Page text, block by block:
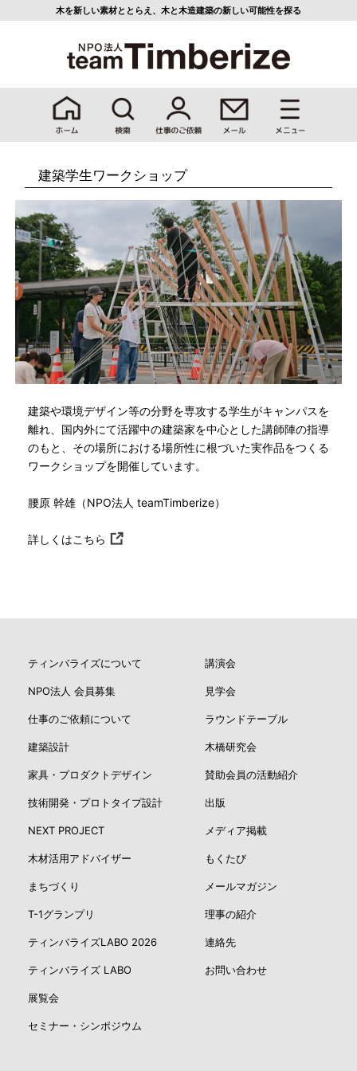
木を新しい素材ととらえ、 木と木造建築の新しい可能性を探る
建築学生ワークショップ
建築や環境デザイン等の分野を専攻する学生がキャンパスを
離れ、国内外にて活躍中の建築家を中心とした講師陣の指導
のもと、その場所における場所性に根づいた実作品をつくる
ワークショップを開催しています。
腰原 幹雄（NPO法人 teamTimberize）
詳しくはこちら
ティンバライズについて
NPO法人 会員募集
仕事のご依頼について
建築設計
家具・プロダクトデザイン
技術開発・プロトタイプ設計
NEXT PROJECT
木材活用アドバイザー
まちづくり
T-1グランプリ
ティンバライズLABO 2026
ティンバライズ LABO
展覧会
セミナー・シンポジウム
講演会
見学会
ラウンドテーブル
木橋研究会
賛助会員の活動紹介
出版
メディア掲載
もくたび
メールマガジン
理事の紹介
連絡先
お問い合わせ